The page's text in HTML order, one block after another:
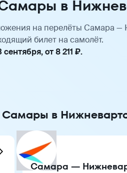
в
на перелёты Самара
билет на самолёт.
от 8 211 ₽.
Самары в
Самара —